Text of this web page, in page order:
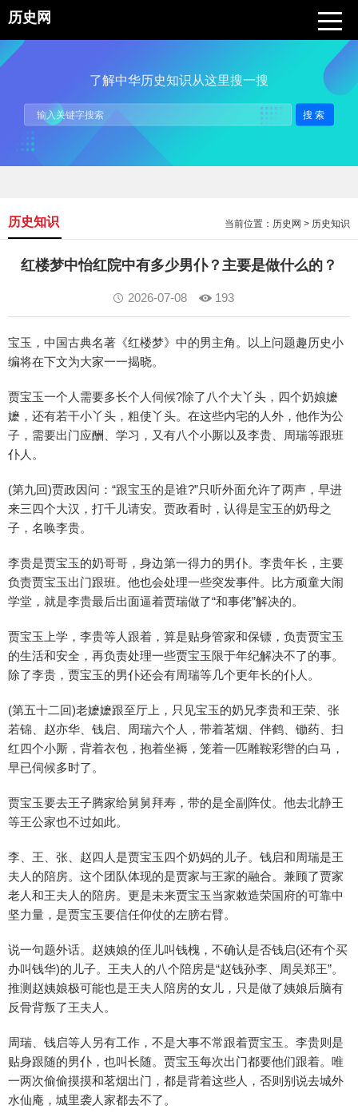
历史网
了解中华历史知识从这里搜一搜
搜索
当前位置： 历史网 > 历史知识
历史知识
红楼梦中怡红院中有多少男仆？主要是做什么的？
2026-07-08 193
宝玉，中国古典名著《红楼梦》中的男主角。以上问题趣历史小
编将在下文为大家一一揭晓。
贾宝玉一个人需要多长个人伺候?除了八个大丫头，四个奶娘嬷
嬷，还有若干小丫头，粗使丫头。在这些内宅的人外，他作为公
子，需要出门应酬、学习，又有八个小厮以及李贵、周瑞等跟班
仆人。
(第九回)贾政因问：“跟宝玉的是谁?”只听外面允许了两声，早进
来三四个大汉，打千儿请安。贾政看时，认得是宝玉的奶母之
子，名唤李贵。
李贵是贾宝玉的奶哥哥，身边第一得力的男仆。李贵年长，主要
负责贾宝玉出门跟班。他也会处理一些突发事件。比方顽童大闹
学堂，就是李贵最后出面逼着贾瑞做了“和事佬”解决的。
贾宝玉上学，李贵等人跟着，算是贴身管家和保镖，负责贾宝玉
的生活和安全，再负责处理一些贾宝玉限于年纪解决不了的事。
除了李贵，贾宝玉的男仆还会有周瑞等几个更年长的仆人。
(第五十二回)老嬷嬷跟至厅上，只见宝玉的奶兄李贵和王荣、张
若锦、赵亦华、钱启、周瑞六个人，带着茗烟、伴鹤、锄药、扫
红四个小厮，背着衣包，抱着坐褥，笼着一匹雕鞍彩辔的白马，
早已伺候多时了。
贾宝玉要去王子腾家给舅舅拜寿，带的是全副阵仗。他去北静王
等王公家也不过如此。
李、王、张、赵四人是贾宝玉四个奶妈的儿子。钱启和周瑞是王
夫人的陪房。这个团队体现的是贾家与王家的融合。兼顾了贾家
老人和王夫人的陪房。更是未来贾宝玉当家敕造荣国府的可靠中
坚力量，是贾宝玉要信任仰仗的左膀右臂。
说一句题外话。赵姨娘的侄儿叫钱槐，不确认是否钱启(还有个买
办叫钱华)的儿子。王夫人的八个陪房是“赵钱孙李、周吴郑王”。
推测赵姨娘极可能也是王夫人陪房的女儿，只是做了姨娘后脑有
反骨背叛了王夫人。
周瑞、钱启等人另有工作，不是大事不常跟着贾宝玉。李贵则是
贴身跟随的男仆，也叫长随。贾宝玉每次出门都要他们跟着。唯
一两次偷偷摸摸和茗烟出门，都是背着这些人，否则别说去城外
水仙庵，城里袭人家都去不了。